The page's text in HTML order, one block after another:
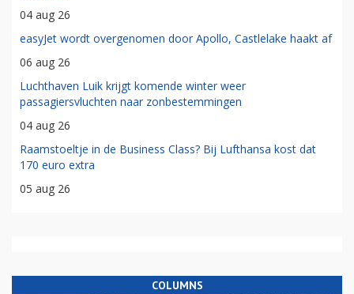
04 aug 26
easyJet wordt overgenomen door Apollo, Castlelake haakt af
06 aug 26
Luchthaven Luik krijgt komende winter weer
passagiersvluchten naar zonbestemmingen
04 aug 26
Raamstoeltje in de Business Class? Bij Lufthansa kost dat
170 euro extra
05 aug 26
COLUMNS